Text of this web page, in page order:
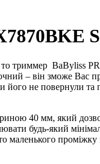
то триммер BaByliss
– він зможе Вас
його не повернули
40 мм, який
будь-який
маленького